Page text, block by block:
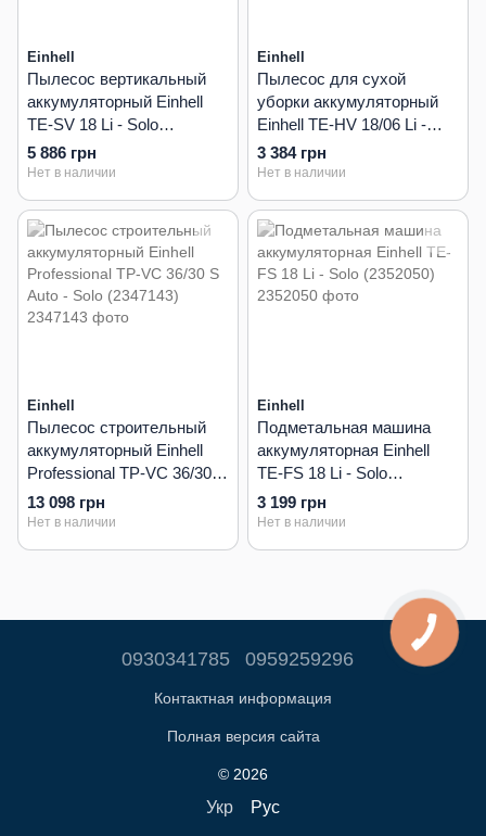
Einhell
Пылесос вертикальный
аккумуляторный Einhell
TE-SV 18 Li - Solo
(2347180)
5 886 грн
Нет в наличии
Einhell
Пылесос для сухой
уборки аккумуляторный
Einhell TE-HV 18/06 Li -
Solo (2347190)
3 384 грн
Нет в наличии
Einhell
Пылесос строительный
аккумуляторный Einhell
Professional TP-VC 36/30 S
Auto - Solo (2347143)
13 098 грн
Нет в наличии
Einhell
Подметальная машина
аккумуляторная Einhell
TE-FS 18 Li - Solo
(2352050)
3 199 грн
Нет в наличии
0930341785 0959259296
Контактная информация
Полная версия сайта
© 2026
Укр Рус